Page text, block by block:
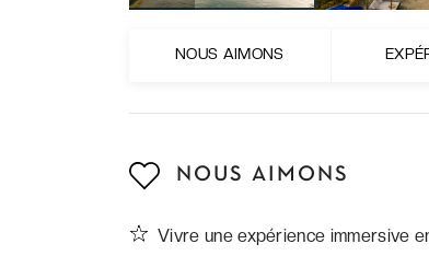
27
NOUS AIMONS
NOUS AIMONS
Vivre une expérience immersive